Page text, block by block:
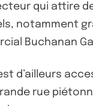
qui attire
notamment
Buchanan
d’ailleurs
rue